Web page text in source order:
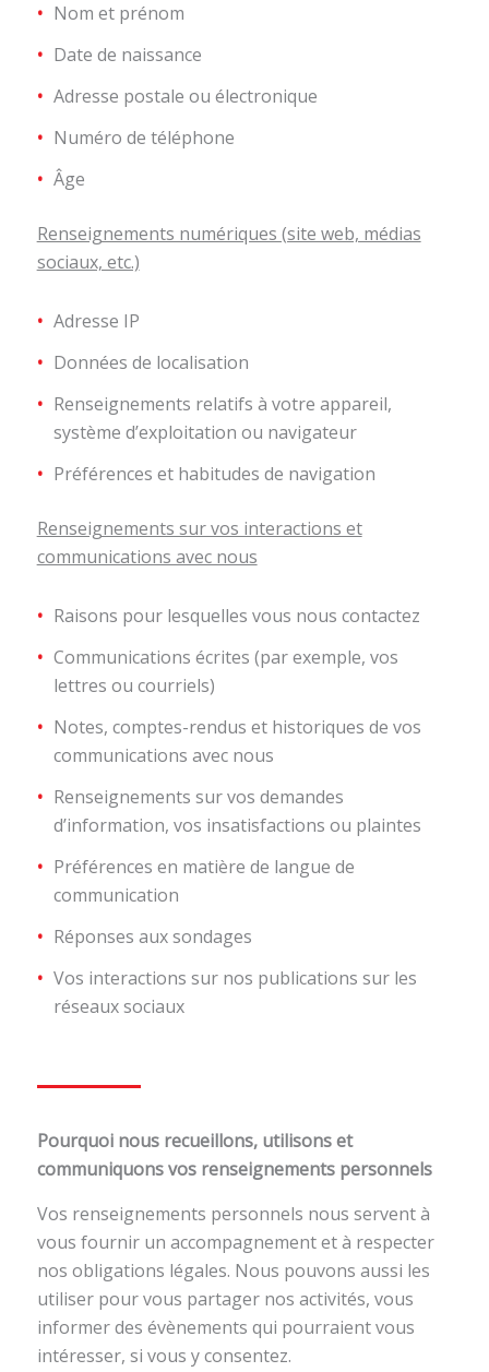
Nom et prénom
Date de naissance
Adresse postale ou électronique
Numéro de téléphone
Âge
Renseignements numériques (site web, médias
sociaux, etc.)
Adresse IP
Données de localisation
Renseignements relatifs à votre appareil,
système d’exploitation ou navigateur
Préférences et habitudes de navigation
Renseignements sur vos interactions et
communications avec nous
Raisons pour lesquelles vous nous contactez
Communications écrites (par exemple, vos
lettres ou courriels)
Notes, comptes-rendus et historiques de vos
communications avec nous
Renseignements sur vos demandes
d’information, vos insatisfactions ou plaintes
Préférences en matière de langue de
communication
Réponses aux sondages
Vos interactions sur nos publications sur les
réseaux sociaux
Pourquoi nous recueillons, utilisons et
communiquons vos renseignements personnels
Vos renseignements personnels nous servent à
vous fournir un accompagnement et à respecter
nos obligations légales. Nous pouvons aussi les
utiliser pour vous partager nos activités, vous
informer des évènements qui pourraient vous
intéresser, si vous y consentez.